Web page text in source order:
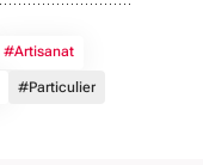
#Artisanat
#Particulier